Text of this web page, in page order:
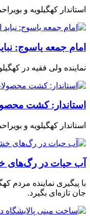
استاندار کهگیلویه و بویراحمد گفت:
امام جمعه یاسوج:
نماینده ولی فقیه در
استاندار: کشت
استاندار کهگیلویه و
آب حیات در
با پیگیری نماینده مردم
جان تازه‌ای بگیرد.